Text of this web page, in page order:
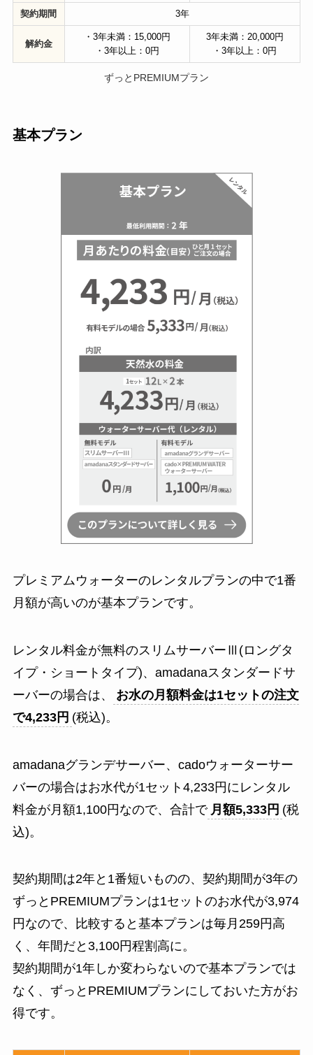
契約期間 3年
解約金
・3年未満：15,000円
・3年以上：0円
3年未満：20,000円
・3年以上：0円
ずっとPREMIUMプラン
基本プラン
プレミアムウォーターのレンタルプランの中で1番
月額が高いのが基本プランです。
レンタル料金が無料のスリムサーバーⅢ(ロングタ
イプ・ショートタイプ)、amadanaスタンダードサ
ーバーの場合は、
お水の月額料金は1セットの注文
で4,233円 (税込)。
amadanaグランデサーバー、cadoウォーターサー
バーの場合はお水代が1セット4,233円にレンタル
料金が月額1,100円なので、合計で 月額5,333円 (税
込)。
契約期間は2年と1番短いものの、契約期間が3年の
ずっとPREMIUMプランは1セットのお水代が3,974
円なので、比較すると基本プランは毎月259円高
く、年間だと3,100円程割高に。
契約期間が1年しか変わらないので基本プランでは
なく、ずっとPREMIUMプランにしておいた方がお
得です。